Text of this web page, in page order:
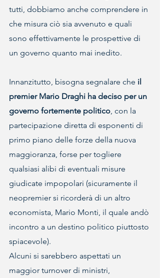
tutti, dobbiamo anche comprendere in
che misura ciò sia avvenuto e quali
sono effettivamente le prospettive di
un governo quanto mai inedito.
Innanzitutto, bisogna segnalare che il
premier Mario Draghi ha deciso per un
governo fortemente politico, con la
partecipazione diretta di esponenti di
primo piano delle forze della nuova
maggioranza, forse per togliere
qualsiasi alibi di eventuali misure
giudicate impopolari (sicuramente il
neopremier si ricorderà di un altro
economista, Mario Monti, il quale andò
incontro a un destino politico piuttosto
spiacevole).
Alcuni si sarebbero aspettati un
maggior turnover di ministri,